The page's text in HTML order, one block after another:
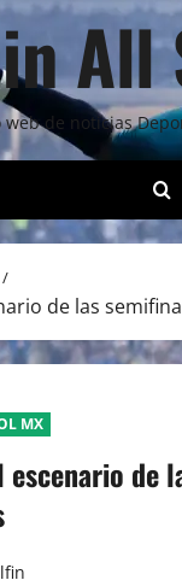
All
web de noticias
de las
MX
de